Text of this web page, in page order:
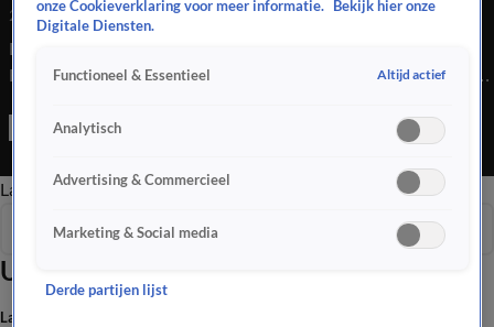
25 nov 2025, 07:00
Bekijk aflevering 5077 van Hart van Nederland - Ochtend
Editie uit seizoen 2025 hier. Deze aflevering is uitgezonden op
Ochtend Editie is een Nieuws programma
Late EditieOchtend EditieVroege Editie
Uitzendingen
Seizoen 2025
Laatste nieuws
onze Cookieverklaring voor meer informatie.
Bekijk hier onze
Digitale Diensten.
Functioneel & Essentieel Altijd actief
Analytisch
Advertising & Commercieel
Marketing & Social media
Derde partijen lijst